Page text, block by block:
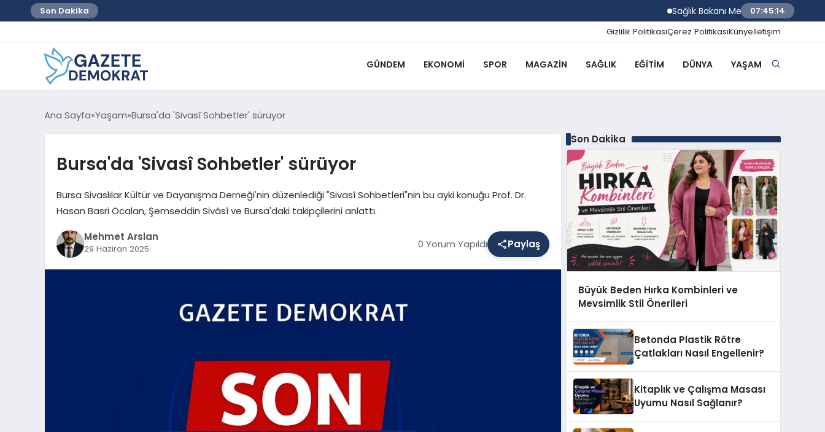
Son Dakika Sağlık Bakanı Memişoğlu Trabzon Şehir
07:45:15
Gizlilik PolitikasıÇerez PolitikasıKünyeİletişim
GÜNDEM EKONOMI SPOR MAGAZIN SAĞLIK EĞITIM DÜNYA YAŞAM
Ana Sayfa Yaşam Bursa'da 'Sivasî Sohbetler' sürüyor
Bursa'da 'Sivasî Sohbetler' sürüyor
Bursa Sivaslılar Kültür ve Dayanışma Derneği'nin düzenlediği "Sivasî Sohbetleri"nin bu ayki konuğu Prof. Dr.
Hasan Basri Öcalan, Şemseddin Sivâsî ve Bursa'daki takipçilerini anlattı.
Mehmet Arslan
29 Haziran 2025 0 Yorum Yapıldı Paylaş
Son Dakika
Büyük Beden Hırka Kombinleri ve
Mevsimlik Stil Önerileri
Betonda Plastik Rötre
Çatlakları Nasıl Engellenir?
Kitaplık ve Çalışma Masası
Uyumu Nasıl Sağlanır?